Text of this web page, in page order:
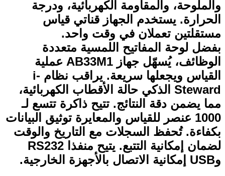
والملوحة، والمقاومة الكهربائية، ودرجة
الحرارة. يستخدم الجهاز قناتي قياس
مستقلتين تعملان في وقت واحد.
بفضل لوحة المفاتيح اللمسية متعددة
الوظائف، يُسهّل جهاز AB33M1 عملية
القياس ويجعلها سريعة. يراقب نظام i-
Steward الذكي حالة الأقطاب الكهربائية،
مما يضمن دقة النتائج. تتيح ذاكرة تتسع لـ
1000 عنصر للقياس والمعايرة توثيق البيانات
بكفاءة. تُحفظ السجلات مع التاريخ والوقت
لضمان إمكانية التتبع. يتيح منفذا RS232
وUSB إمكانية الاتصال بالأجهزة الخارجية.